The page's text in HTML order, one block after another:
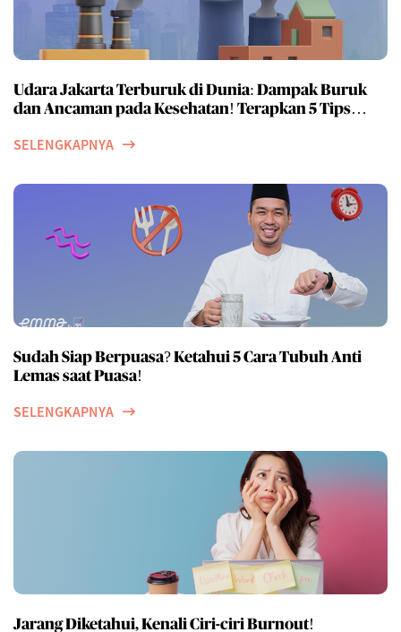
Udara Jakarta Terburuk di Dunia: Dampak Buruk
dan Ancaman pada Kesehatan! Terapkan 5 Tips
SELENGKAPNYA
Sudah Siap Berpuasa? Ketahui 5 Cara Tubuh Anti
Lemas saat Puasa!
SELENGKAPNYA
Jarang Diketahui, Kenali Ciri-ciri Burnout!